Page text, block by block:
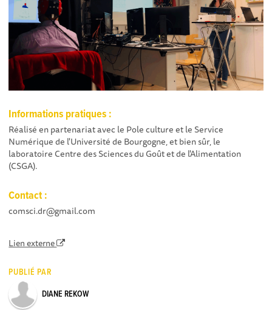
Informations pratiques :
Réalisé en partenariat avec le Pole culture et le Service
Numérique de l'Université de Bourgogne, et bien sûr, le
laboratoire Centre des Sciences du Goût et de l'Alimentation
(CSGA).
Contact :
comsci.dr@gmail.com
Lien externe
PUBLIÉ PAR
DIANE REKOW